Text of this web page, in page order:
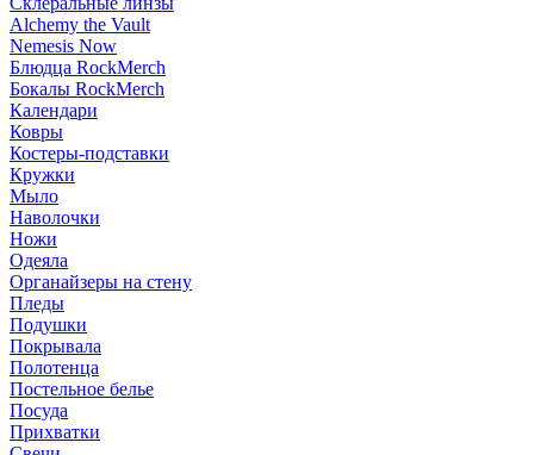
Alchemy the Vault
Nemesis Now
Блюдца RockMerch
Бокалы RockMerch
Календари
Ковры
Костеры-подставки
Кружки
Мыло
Наволочки
Ножи
Одеяла
Органайзеры на стену
Пледы
Подушки
Покрывала
Полотенца
Постельное белье
Посуда
Прихватки